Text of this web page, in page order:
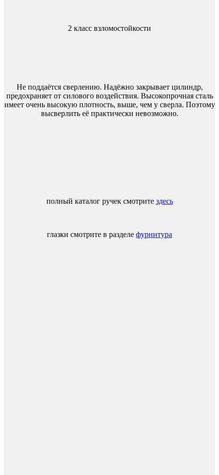
2 класс взломостойкости
Не поддаётся сверлению. Надёжно закрывает цилиндр,
предохраняет от силового воздействия. Высокопрочная сталь
имеет очень высокую плотность, выше, чем у сверла. Поэтому
высверлить её практически невозможно.
полный каталог ручек смотрите здесь
глазки смотрите в разделе фурнитура